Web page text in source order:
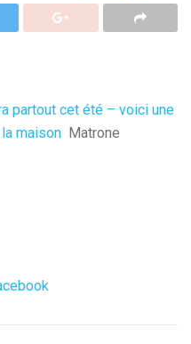
partout cet été – voici une
maison Matrone